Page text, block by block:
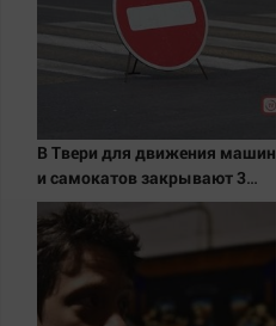
В Твери для движения машин
и самокатов закрывают 3
улицы